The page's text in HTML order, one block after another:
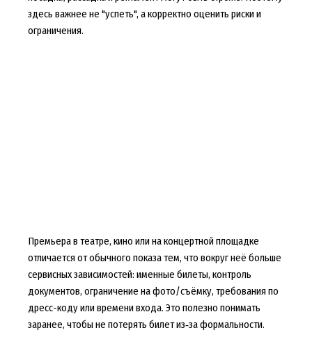
здесь важнее не "успеть", а корректно оценить риски и
ограничения.
Премьера в театре, кино или на концертной площадке
отличается от обычного показа тем, что вокруг неё больше
сервисных зависимостей: именные билеты, контроль
документов, ограничение на фото/съёмку, требования по
дресс-коду или времени входа. Это полезно понимать
заранее, чтобы не потерять билет из‑за формальности.